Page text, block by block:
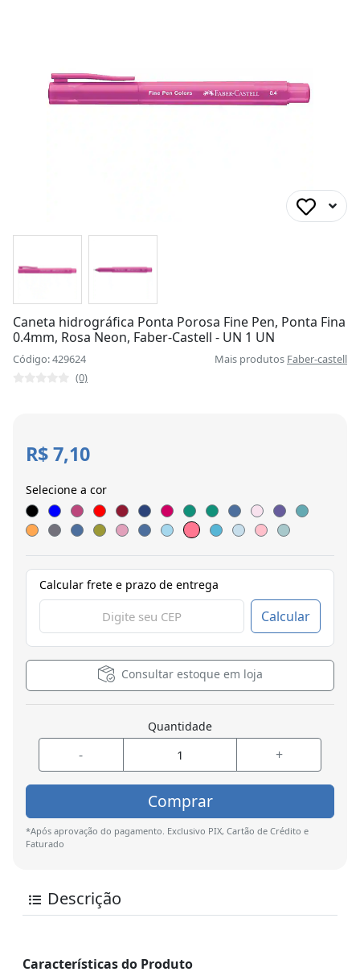
Caneta hidrográfica Ponta Porosa Fine Pen, Ponta Fina
0.4mm, Rosa Neon, Faber-Castell - UN 1 UN
Código: 429624 Mais produtos Faber-castell
(0)
R$ 7,10
Selecione a cor
Calcular frete e prazo de entrega
Calcular
Consultar estoque em loja
Quantidade
- +
Comprar
*Após aprovação do pagamento. Exclusivo PIX, Cartão de Crédito e
Faturado
Descrição
Características do Produto